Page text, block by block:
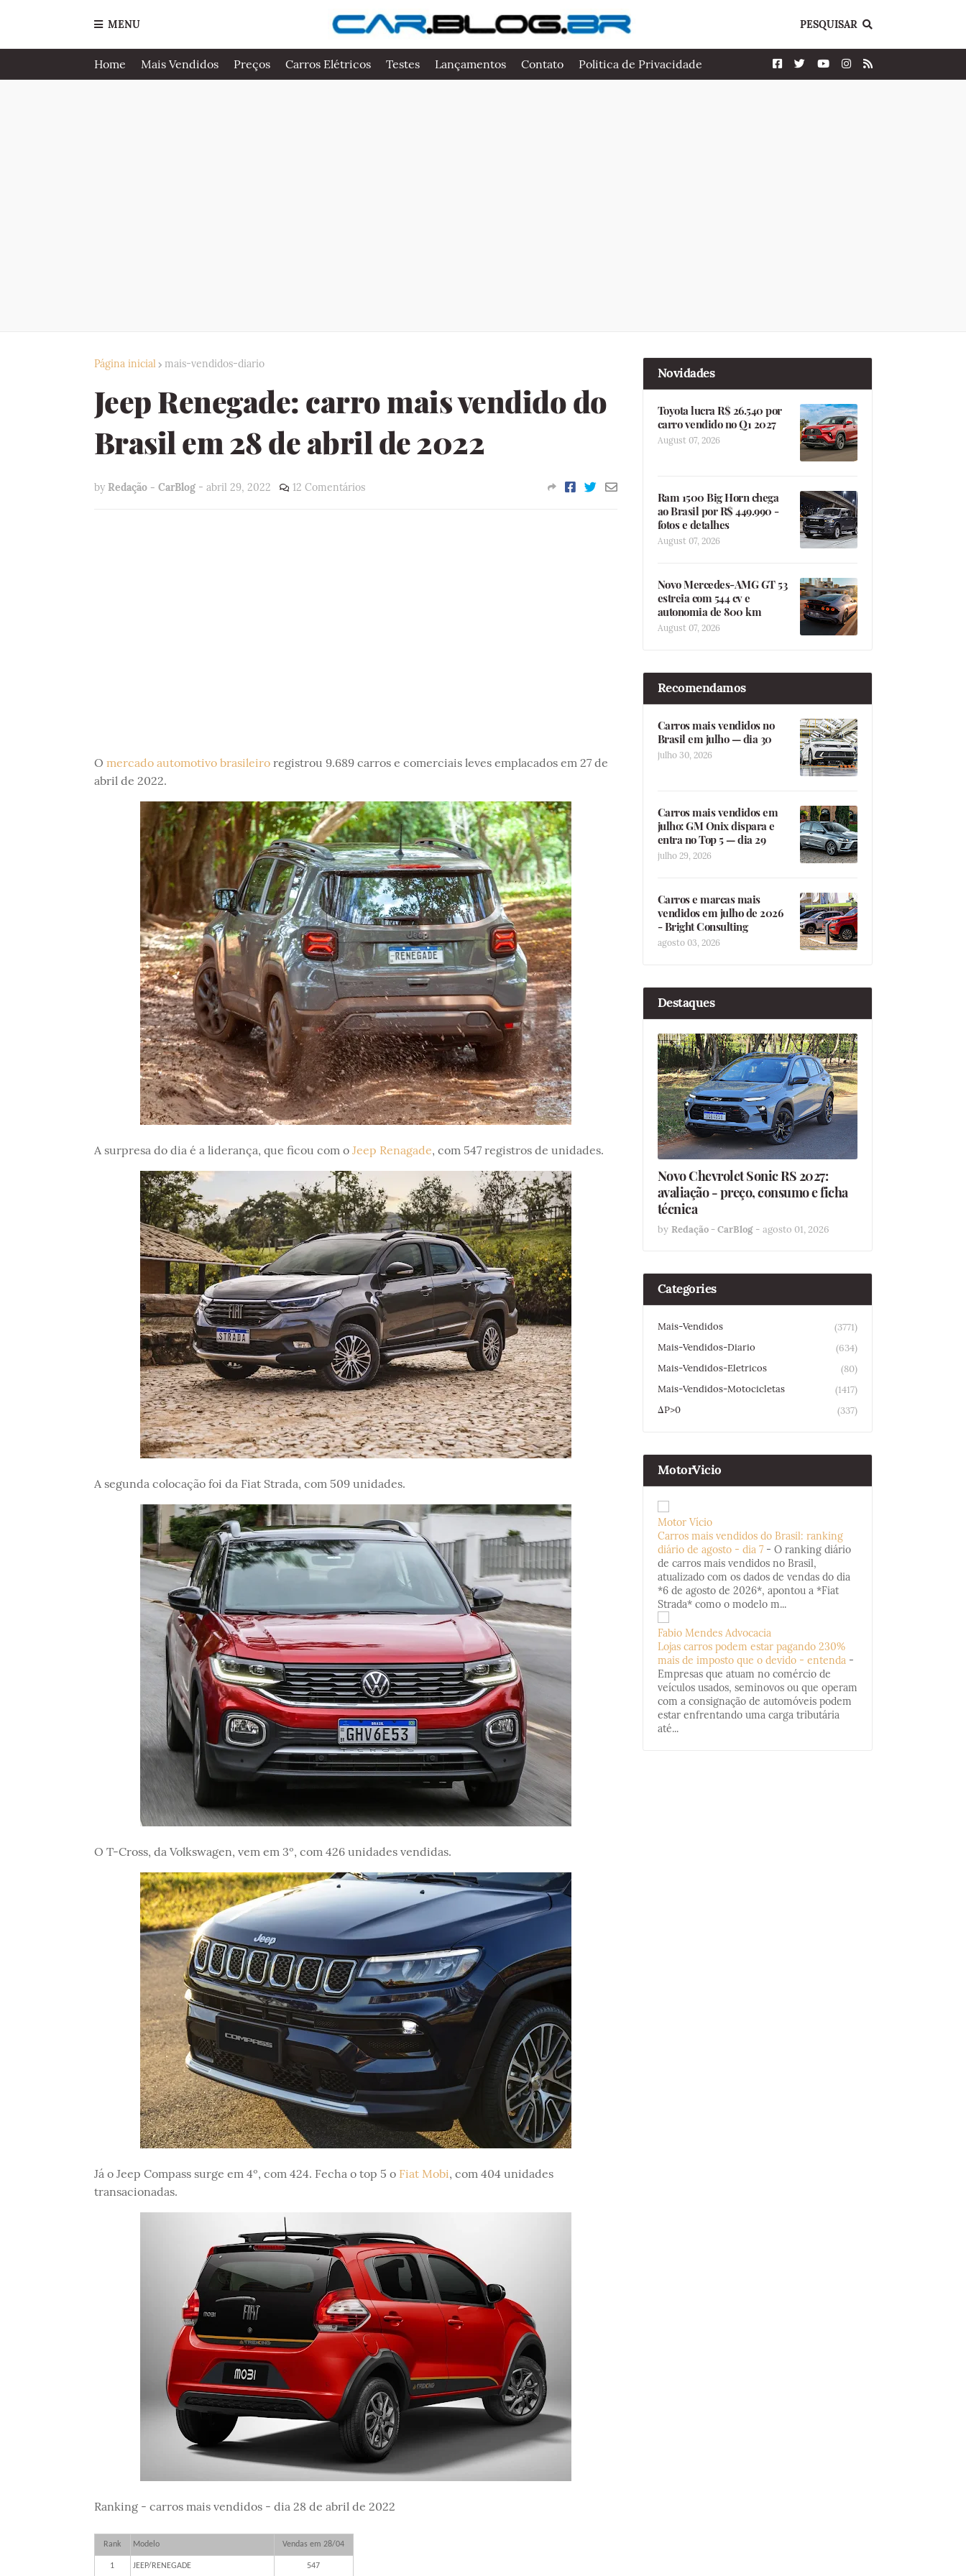
MENU PESQUISAR
Home Mais Vendidos Preços Carros Elétricos Testes Lançamentos Contato Politica de Privacidade
Página inicial mais-vendidos-diario
Jeep Renegade: carro mais vendido do
Brasil em 28 de abril de 2022
by Redação - CarBlog - abril 29, 2022 12 Comentários
O mercado automotivo brasileiroregistrou 9.689 carros e comerciais leves emplacados em 27 de
abril de 2022.
A surpresa do dia é a liderança, que ficou com o Jeep Renagade, com 547 registros de unidades.
A segunda colocação foi da Fiat Strada, com 509 unidades.
O T-Cross, da Volkswagen, vem em 3º, com 426 unidades vendidas.
Já o Jeep Compass surge em 4º, com 424. Fecha o top 5 o Fiat Mobi, com 404 unidades
transacionadas.
Ranking - carros mais vendidos - dia 28 de abril de 2022
Rank Modelo Vendas em 28/04
1 JEEP/RENEGADE 547
Novidades
Toyota lucra R$ 26.540 por
carro vendido no Q1 2027
August 07, 2026
Ram 1500 Big Horn chega
ao Brasil por R$ 449.990 -
fotos e detalhes
August 07, 2026
Novo Mercedes-AMG GT 53
estreia com 544 cv e
autonomia de 800 km
August 07, 2026
Recomendamos
Carros mais vendidos no
Brasil em julho — dia 30
julho 30, 2026
Carros mais vendidos em
julho: GM Onix dispara e
entra no Top 5 — dia 29
julho 29, 2026
Carros e marcas mais
vendidos em julho de 2026
- Bright Consulting
agosto 03, 2026
Destaques
Novo Chevrolet Sonic RS 2027:
avaliação - preço, consumo e ficha
técnica
by Redação - CarBlog - agosto 01, 2026
Categories
Mais-Vendidos
(3771)
Mais-Vendidos-Diario
(634)
Mais-Vendidos-Eletricos
(80)
Mais-Vendidos-Motocicletas
(1417)
ΔP>0
(337)
MotorVicio
Motor Vício
Carros mais vendidos do Brasil: ranking
diário de agosto - dia 7 - O ranking diário
de carros mais vendidos no Brasil,
atualizado com os dados de vendas do dia
*6 de agosto de 2026*, apontou a *Fiat
Strada* como o modelo m...
Fabio Mendes Advocacia
Lojas carros podem estar pagando 230%
mais de imposto que o devido - entenda -
Empresas que atuam no comércio de
veículos usados, seminovos ou que operam
com a consignação de automóveis podem
estar enfrentando uma carga tributária
até...